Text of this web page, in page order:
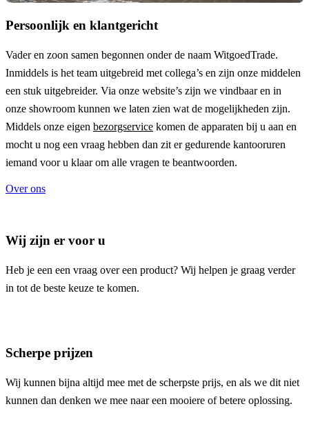
Persoonlijk en klantgericht
Vader en zoon samen begonnen onder de naam WitgoedTrade.
Inmiddels is het team uitgebreid met collega’s en zijn onze middelen
een stuk uitgebreider. Via onze website’s zijn we vindbaar en in
onze showroom kunnen we laten zien wat de mogelijkheden zijn.
Middels onze eigen bezorgservice komen de apparaten bij u aan en
mocht u nog een vraag hebben dan zit er gedurende kantooruren
iemand voor u klaar om alle vragen te beantwoorden.
Over ons
Wij zijn er voor u
Heb je een een vraag over een product? Wij helpen je graag verder
in tot de beste keuze te komen.
Scherpe prijzen
Wij kunnen bijna altijd mee met de scherpste prijs, en als we dit niet
kunnen dan denken we mee naar een mooiere of betere oplossing.